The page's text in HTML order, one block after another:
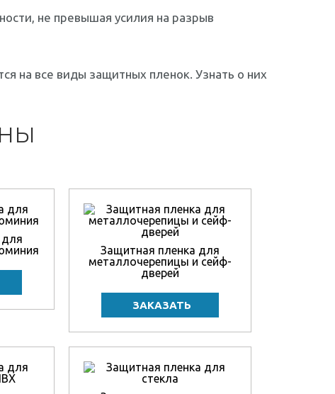
не превышая усилия на разрыв
на все виды защитных пленок. Узнать о них
Защитная пленка для
металлочерепицы и сейф-
дверей